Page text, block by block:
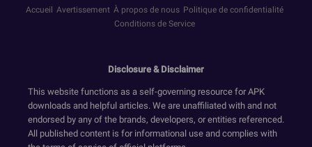
Accueil Avertissement À propos de nous Politique de confidentialité
Conditions de Service
Disclosure & Disclaimer
This website functions as a self-governing resource for APK
downloads and helpful articles. We are unaffiliated with and not
endorsed by any of the brands, developers, or entities referenced.
All published content is for informational use and complies with